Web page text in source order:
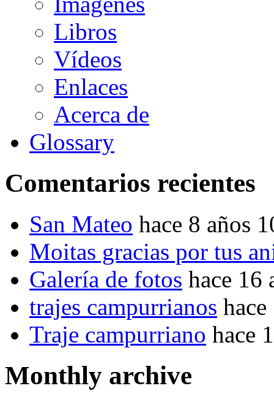
Libros
Vídeos
Enlaces
Acerca de
Glossary
Comentarios recientes
San Mateo hace 8 años
Moitas gracias por tus
Galería de fotos hace 16
trajes campurrianos
Traje campurriano hace
Monthly archive